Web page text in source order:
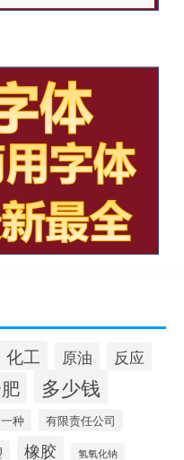
化工 原油 反应
多少钱
种 有限责任公司
橡胶 氢氧化钠